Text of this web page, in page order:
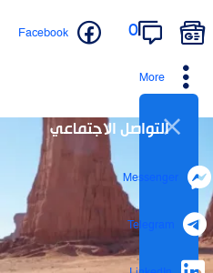
0
Facebook
More
التواصل الاجتماعي
Messenger
Telegram